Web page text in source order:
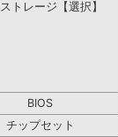
トレージ【選択】
BIOS
チップセット